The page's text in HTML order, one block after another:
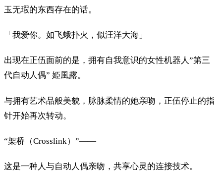
玉无瑕的东西存在的话。
「我爱你。如飞蛾扑火，似汪洋大海」
出现在正伍面前的是，拥有自我意识的女性机器人”第三
代自动人偶” 姫風露。
与拥有艺术品般美貌，脉脉柔情的她亲吻，正伍停止的指
针开始再次转动。
“架桥（Crosslink）”——
这是一种人与自动人偶亲吻，共享心灵的连接技术。